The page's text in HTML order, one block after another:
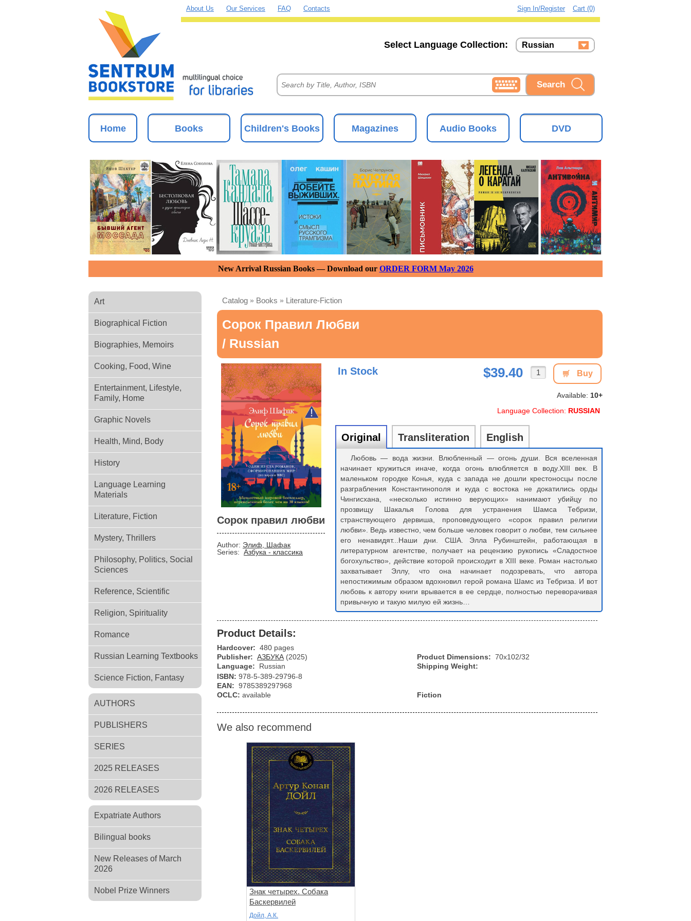
About Us Our Services FAQ Contacts Cart (0)
Sign In/Register
Russian
Ukrainian
Select Language Collection:
Home Books Children's Books Magazines Audio Books DVD
New Arrival Russian Books — Download our ORDER FORM May 2026
Art
Biographical Fiction
Biographies, Memoirs
Cooking, Food, Wine
Entertainment, Lifestyle,
Family, Home
Graphic Novels
Health, Mind, Body
History
Language Learning
Materials
Literature, Fiction
Mystery, Thrillers
Philosophy, Politics, Social
Sciences
Reference, Scientific
Religion, Spirituality
Romance
Russian Learning Textbooks
Science Fiction, Fantasy
AUTHORS
PUBLISHERS
SERIES
2025 RELEASES
2026 RELEASES
Expatriate Authors
Bilingual books
New Releases of March
2026
Nobel Prize Winners
Catalog » Books » Literature-Fiction
Сорок Правил Любви
/ Russian
Сорок правил любви
Author: Элиф, Шафак
Series: Азбука - классика
In Stock Buy
$39.40
Available: 10+
Language Collection: RUSSIAN
Original Transliteration English
Любовь — вода жизни. Влюбленный — огонь души. Вся вселенная
начинает кружиться иначе, когда огонь влюбляется в воду.XIII век. В
маленьком городке Конья, куда с запада не дошли крестоносцы после
разграбления Константинополя и куда с востока не докатились орды
Чингисхана, «несколько истинно верующих» нанимают убийцу по
прозвищу Шакалья Голова для устранения Шамса Тебризи,
странствующего дервиша, проповедующего «сорок правил религии
любви». Ведь известно, чем больше человек говорит о любви, тем сильнее
его ненавидят...Наши дни. США. Элла Рубинштейн, работающая в
литературном агентстве, получает на рецензию рукопись «Сладостное
богохульство», действие которой происходит в XIII веке. Роман настолько
захватывает Эллу, что она начинает подозревать, что автора
непостижимым образом вдохновил герой романа Шамс из Тебриза. И вот
любовь к автору книги врывается в ее сердце, полностью переворачивая
привычную и такую милую ей жизнь…
Product Details:
Hardcover: 480 pages
Publisher: АЗБУКА (2025)
Language:
Russian
Product Dimensions: 70x102/32
Shipping Weight:
ISBN: 978-5-389-29796-8
EAN: 9785389297968
OCLC: available Fiction
We also recommend
Знак четырех. Собака
Баскервилей
Дойл, А.К.